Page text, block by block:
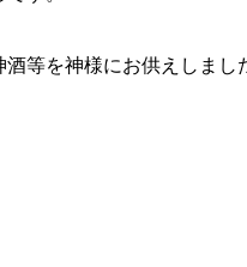
等を神様にお供えしまし